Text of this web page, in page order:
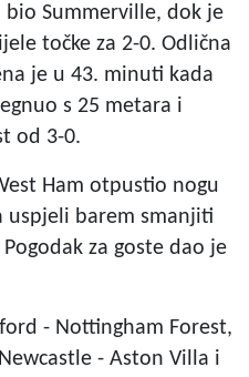
bio Summerville, dok je
točke za 2-0. Odlična
je u 43. minuti kada
s 25 metara i
od 3-0.
Ham otpustio nogu
uspjeli barem smanjiti
za goste dao je
- Nottingham Forest,
- Aston Villa i